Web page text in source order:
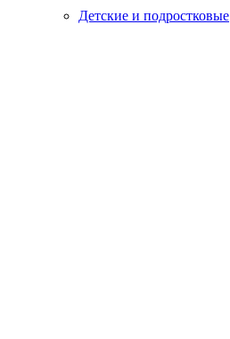
Детские и подростковые